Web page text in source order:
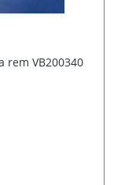
rem VB200340